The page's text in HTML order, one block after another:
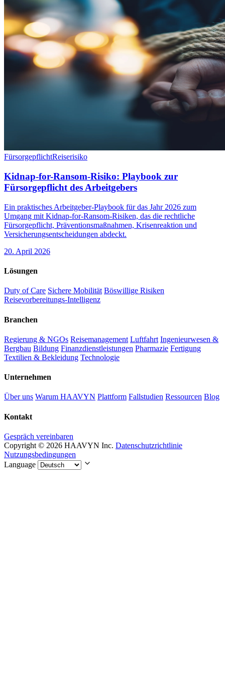
FürsorgepflichtReiserisiko
Kidnap-for-Ransom-Risiko: Playbook zur
Fürsorgepflicht des Arbeitgebers
Ein praktisches Arbeitgeber-Playbook für das Jahr 2026 zum
Umgang mit Kidnap-for-Ransom-Risiken, das die rechtliche
Fürsorgepflicht, Präventionsmaßnahmen, Krisenreaktion und
Versicherungsentscheidungen abdeckt.
20. April 2026
Lösungen
Duty of Care Sichere Mobilität Böswillige Risiken
Reisevorbereitungs-Intelligenz
Branchen
Regierung & NGOs Reisemanagement Luftfahrt Ingenieurwesen &
Bergbau Bildung Finanzdienstleistungen Pharmazie Fertigung
Textilien & Bekleidung Technologie
Unternehmen
Über uns Warum HAAVYN Plattform Fallstudien Ressourcen Blog
Kontakt
Gespräch vereinbaren
Copyright © 2026 HAAVYN Inc. Datenschutzrichtlinie
Nutzungsbedingungen
Language